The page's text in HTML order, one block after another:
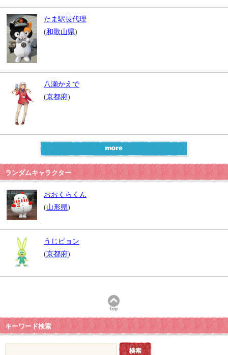
たま駅長代理
(和歌山県)
八瀬かえで
(京都府)
ランダムキャラクター
おおくらくん
(山形県)
うじピョン
(京都府)
キーワード検索